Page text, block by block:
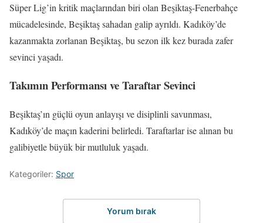
Süper Lig’in kritik maçlarından biri olan Beşiktaş-Fenerbahçe
mücadelesinde, Beşiktaş sahadan galip ayrıldı. Kadıköy’de
kazanmakta zorlanan Beşiktaş, bu sezon ilk kez burada zafer
sevinci yaşadı.
Takımın Performansı ve Taraftar Sevinci
Beşiktaş’ın güçlü oyun anlayışı ve disiplinli savunması,
Kadıköy’de maçın kaderini belirledi. Taraftarlar ise alınan bu
galibiyetle büyük bir mutluluk yaşadı.
Kategoriler: Spor
Yorum bırak